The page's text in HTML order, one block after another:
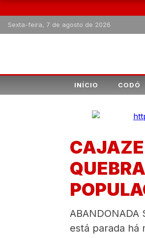
Sexta-feira, 7 de agosto de 2026
INÍCIO CODÓ
ABANDONADA
está parada há